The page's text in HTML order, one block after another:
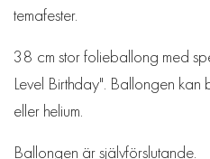
temafester.
38 cm stor folieballong med
Level Birthday". Ballongen
eller helium.
Ballongen är självförslutande.